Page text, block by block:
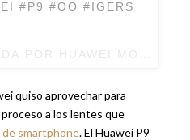
#P9 #OO #IGERS
quiso aprovechar para
a los lentes que
smartphone. El Huawei P9